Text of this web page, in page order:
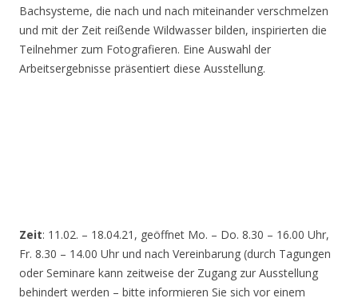
Bachsysteme, die nach und nach miteinander verschmelzen
und mit der Zeit reißende Wildwasser bilden, inspirierten die
Teilnehmer zum Fotografieren. Eine Auswahl der
Arbeitsergebnisse präsentiert diese Ausstellung.
Zeit: 11.02. – 18.04.21, geöffnet Mo. – Do. 8.30 – 16.00 Uhr,
Fr. 8.30 – 14.00 Uhr und nach Vereinbarung (durch Tagungen
oder Seminare kann zeitweise der Zugang zur Ausstellung
behindert werden – bitte informieren Sie sich vor einem